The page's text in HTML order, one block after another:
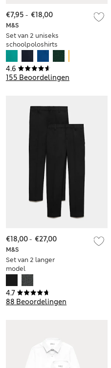
4.6
155 Beoordelingen
M&S
Set van 2 uniseks
schoolpoloshirts
met Stain Resist (2-
18 jaar)
€7,95 - €18,00
4.7
88 Beoordelingen
M&S
Set van 2 langer
model
schoolbroeken met
smalle pijpen voor
jongens (2-18 jaar)
€18,00- €27,00